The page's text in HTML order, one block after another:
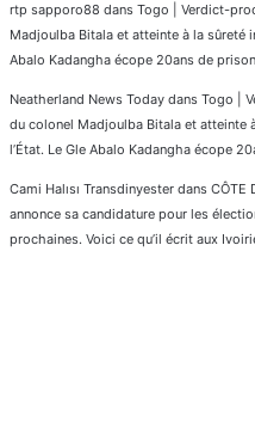
rtp sapporo88 dans Togo | Verdict-
Madjoulba Bitala et atteinte à la sûreté
Abalo Kadangha écope 20ans de prison
Neatherland News Today dans Togo |
du colonel Madjoulba Bitala et atteinte
l’État. Le Gle Abalo Kadangha écope
Cami Halısı Transdinyester dans CÔTE
annonce sa candidature pour les
prochaines. Voici ce qu’il écrit aux